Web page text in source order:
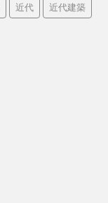
近代 近代建築